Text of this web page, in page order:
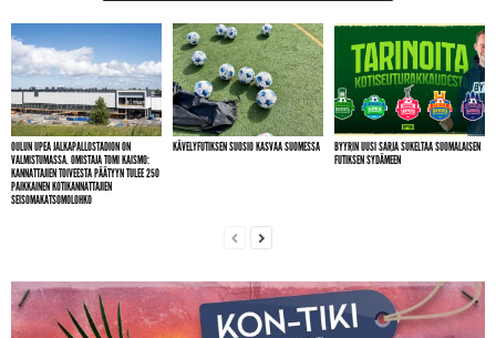
OULUN UPEA JALKAPALLOSTADION ON
VALMISTUMASSA. OMISTAJA TOMI KAISMO:
KANNATTAJIEN TOIVEESTA PÄÄTYYN TULEE 250
PAIKKAINEN KOTIKANNATTAJIEN
SEISOMAKATSOMOLOHKO
KÄVELYFUTIKSEN SUOSIO KASVAA SUOMESSA
BYYRIN UUSI SARJA SUKELTAA SUOMALAISEN
FUTIKSEN SYDÄMEEN